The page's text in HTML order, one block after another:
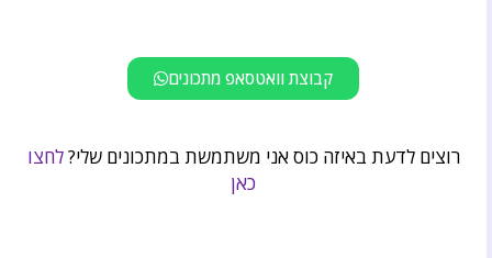
קבוצת וואטסאפ מתכונים
רוצים לדעת באיזה כוס אני משתמשת במתכונים שלי?לחצו
כאן